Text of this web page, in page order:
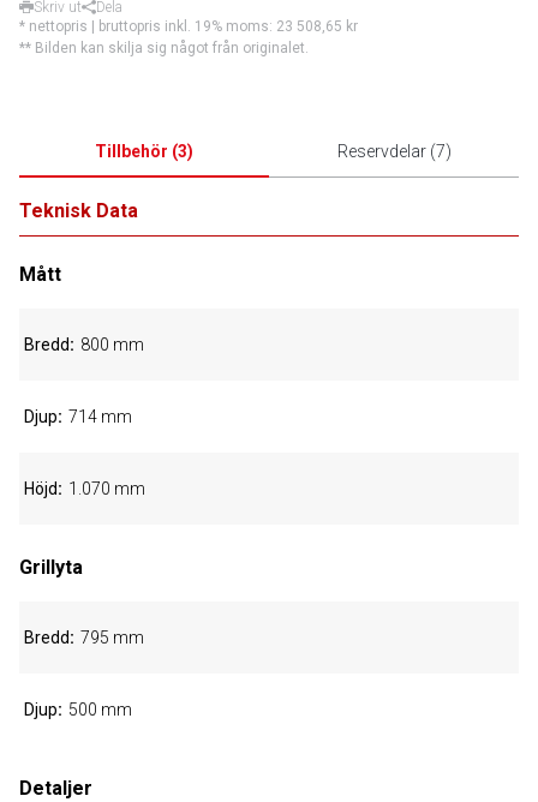
Skriv ut
Dela
* nettopris | bruttopris inkl. 19% moms: 23 508,65 kr
** Bilden kan skilja sig något från originalet.
Tillbehör (3) Reservdelar(7)
Teknisk Data
Mått
Bredd 800 mm
Djup 714 mm
Höjd 1.070 mm
Grillyta
Bredd 795 mm
Djup 500 mm
Detaljer